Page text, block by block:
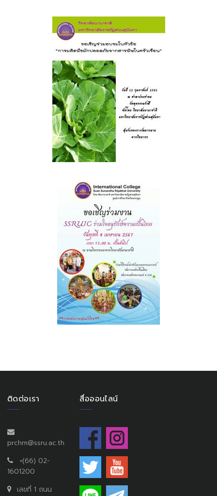
ติดต่อเรา
prchm@ssru.ac.th
+(66) 02-
1601200
เลขที่ 1 ถนน
สื่อออนไลน์